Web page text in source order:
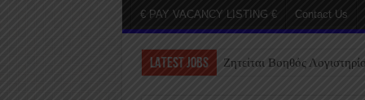
€ PAY VACANCY LISTING € Contact Us
LATEST JOBS Ζητείται Βοηθός